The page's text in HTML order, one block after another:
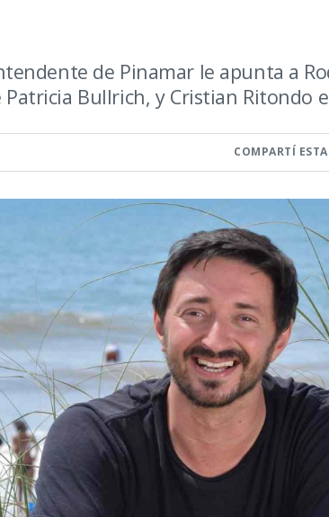
de Pinamar le apunta a
Bullrich, y Cristian Ritondo
COMPARTÍ